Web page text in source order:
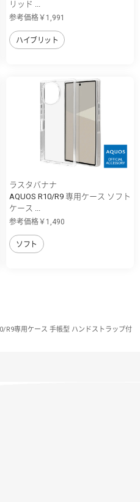
リッド ...
参考価格￥1,991
ハイブリット
ラスタバナナ
AQUOS R10/R9 専用ケース ソフト
ケース ...
参考価格￥1,490
ソフト
R9専用ケース 手帳型 ハンドストラップ付